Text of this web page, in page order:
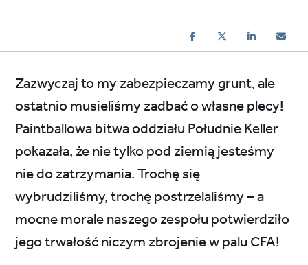
Zazwyczaj to my zabezpieczamy grunt, ale
ostatnio musieliśmy zadbać o własne plecy!
Paintballowa bitwa oddziału Południe Keller
pokazała, że nie tylko pod ziemią jesteśmy
nie do zatrzymania. Trochę się
wybrudziliśmy, trochę postrzelaliśmy – a
mocne morale naszego zespołu potwierdziło
jego trwałość niczym zbrojenie w palu CFA!